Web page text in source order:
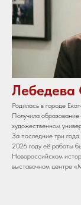
Лебедева
Родилась в городе
Получила
художественном
За последние три
2026 году её работы
Новороссийском
выставочном центре